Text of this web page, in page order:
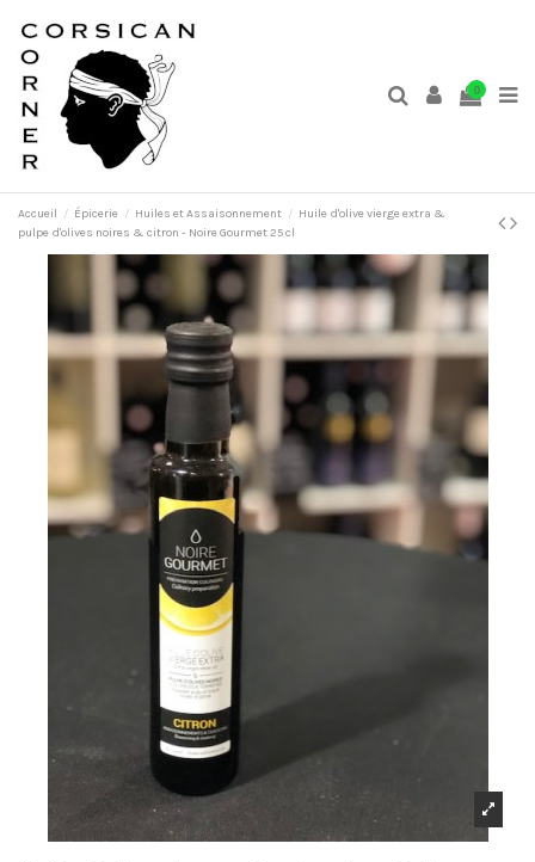
0
Accueil Épicerie Huiles et Assaisonnement
Huile d'olive vierge extra &
pulpe d'olives noires & citron - Noire Gourmet 25 cl